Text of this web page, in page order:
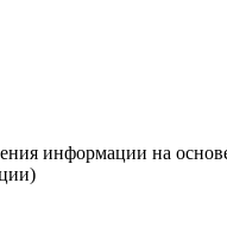
информации на